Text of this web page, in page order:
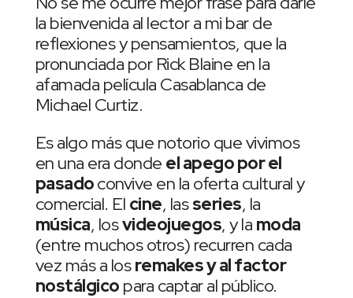
la bienvenida al lector a mi bar de
reflexiones y pensamientos, que la
pronunciada por Rick Blaine en la
afamada película Casablanca de
Michael Curtiz.
Es algo más que notorio que vivimos
en una era donde el apego por el
pasadoconvive en la oferta cultural y
comercial. El cine, lasseries, la
música, losvideojuegos, y la moda
(entre muchos otros) recurren cada
vez más a losremakes y al factor
nostálgico para captar al público.